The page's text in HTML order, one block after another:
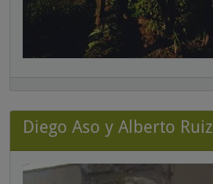
Diego Aso y Alberto Ruiz